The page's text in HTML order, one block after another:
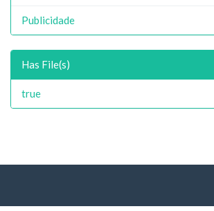
Publicidade
Has File(s)
true